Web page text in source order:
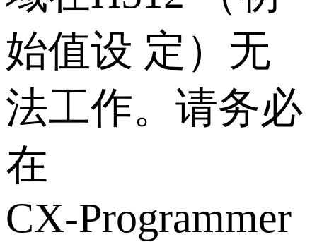
始值设 定）无
法工作。请务必
在
CX‑Programmer